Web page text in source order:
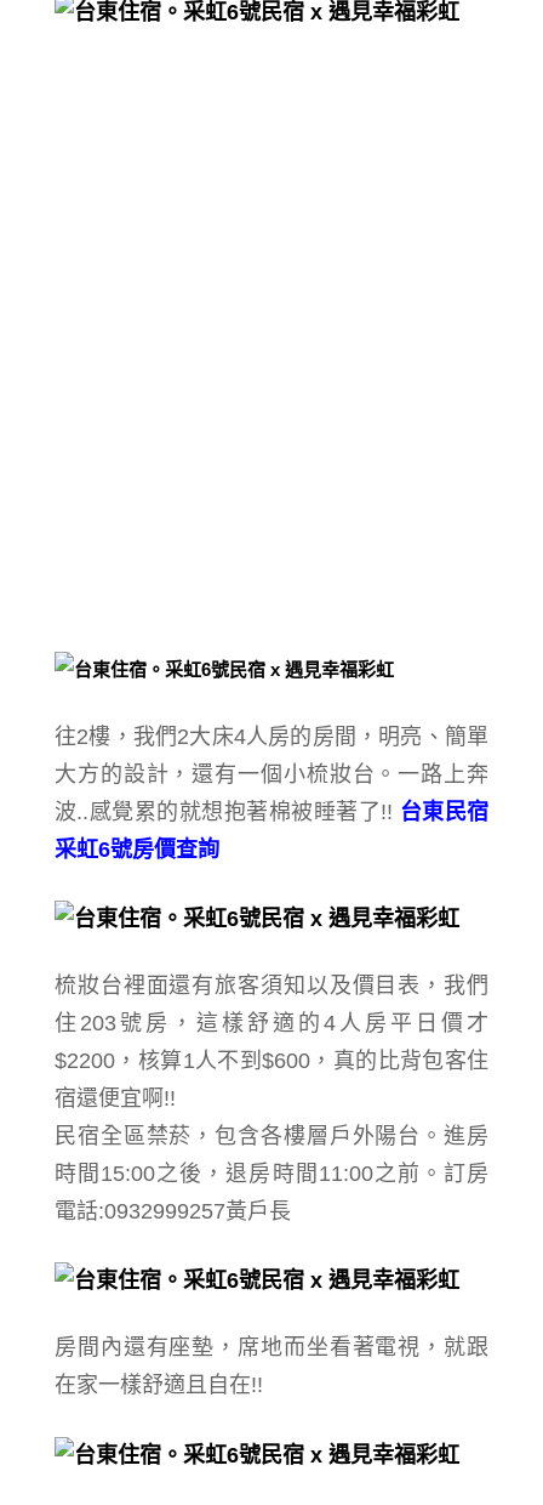
往2樓，我們2大床4人房的房間， 明亮、簡單
大方的設計，還有一個小梳妝台。一路上奔
波..感覺累的就想抱著棉被睡著了!! 台東民宿
采虹6號房價查詢
梳妝台裡面還有旅客須知以及價目表，我們
住203號房，這樣舒適的 4人房平日價 才
$2200，核算1人不到$600，真的比背包客住
宿還便宜啊!!
民宿全區禁菸，包含各樓層戶外陽台。進房
時間15:00之後，退房時間11:00之前。訂房
電話:0932999257黃戶長
房間內還有座墊，席地而坐看著電視，就跟
在家一樣舒適且自在!!